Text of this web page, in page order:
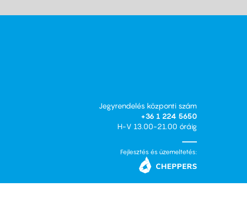
Jegyrendelés központi szám
+36 1 224 5650
H-V 13.00-21.00 óráig
Fejlesztés és üzemeltetés: